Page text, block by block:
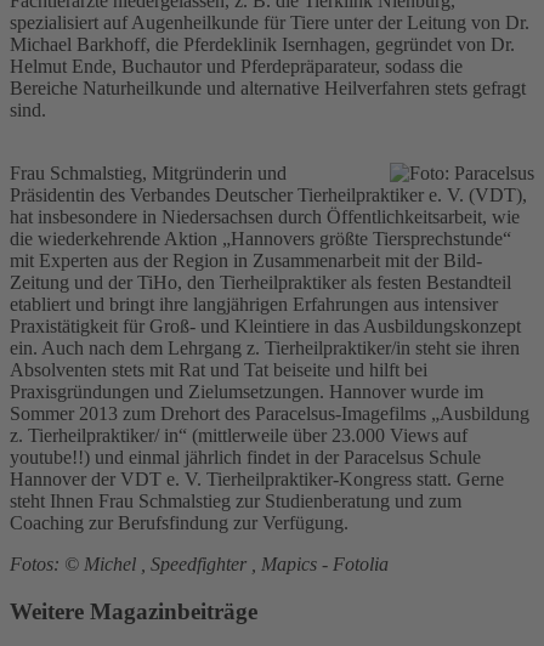
spezialisiert auf Augenheilkunde für Tiere unter der Leitung von Dr.
Michael Barkhoff, die Pferdeklinik Isernhagen, gegründet von Dr.
Helmut Ende, Buchautor und Pferdepräparateur, sodass die
Bereiche Naturheilkunde und alternative Heilverfahren stets gefragt
sind.
Frau Schmalstieg, Mitgründerin und
Präsidentin des Verbandes Deutscher Tierheilpraktiker e. V. (VDT),
hat insbesondere in Niedersachsen durch Öffentlichkeitsarbeit, wie
die wiederkehrende Aktion „Hannovers größte Tiersprechstunde“
mit Experten aus der Region in Zusammenarbeit mit der Bild-
Zeitung und der TiHo, den Tierheilpraktiker als festen Bestandteil
etabliert und bringt ihre langjährigen Erfahrungen aus intensiver
Praxistätigkeit für Groß- und Kleintiere in das Ausbildungskonzept
ein. Auch nach dem Lehrgang z. Tierheilpraktiker/in steht sie ihren
Absolventen stets mit Rat und Tat beiseite und hilft bei
Praxisgründungen und Zielumsetzungen. Hannover wurde im
Sommer 2013 zum Drehort des Paracelsus-Imagefilms „Ausbildung
z. Tierheilpraktiker/ in“ (mittlerweile über 23.000 Views auf
youtube!!) und einmal jährlich findet in der Paracelsus Schule
Hannover der VDT e. V. Tierheilpraktiker-Kongress statt. Gerne
steht Ihnen Frau Schmalstieg zur Studienberatung und zum
Coaching zur Berufsfindung zur Verfügung.
Fotos: © Michel , Speedfighter , Mapics - Fotolia
Weitere Magazinbeiträge